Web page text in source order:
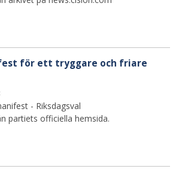
för ett tryggare och friare
- Riksdagsval
partiets officiella hemsida.